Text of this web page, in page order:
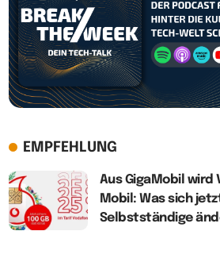
EMPFEHLUNG
Aus GigaMobil wird
Mobil: Was sich
Selbstständige